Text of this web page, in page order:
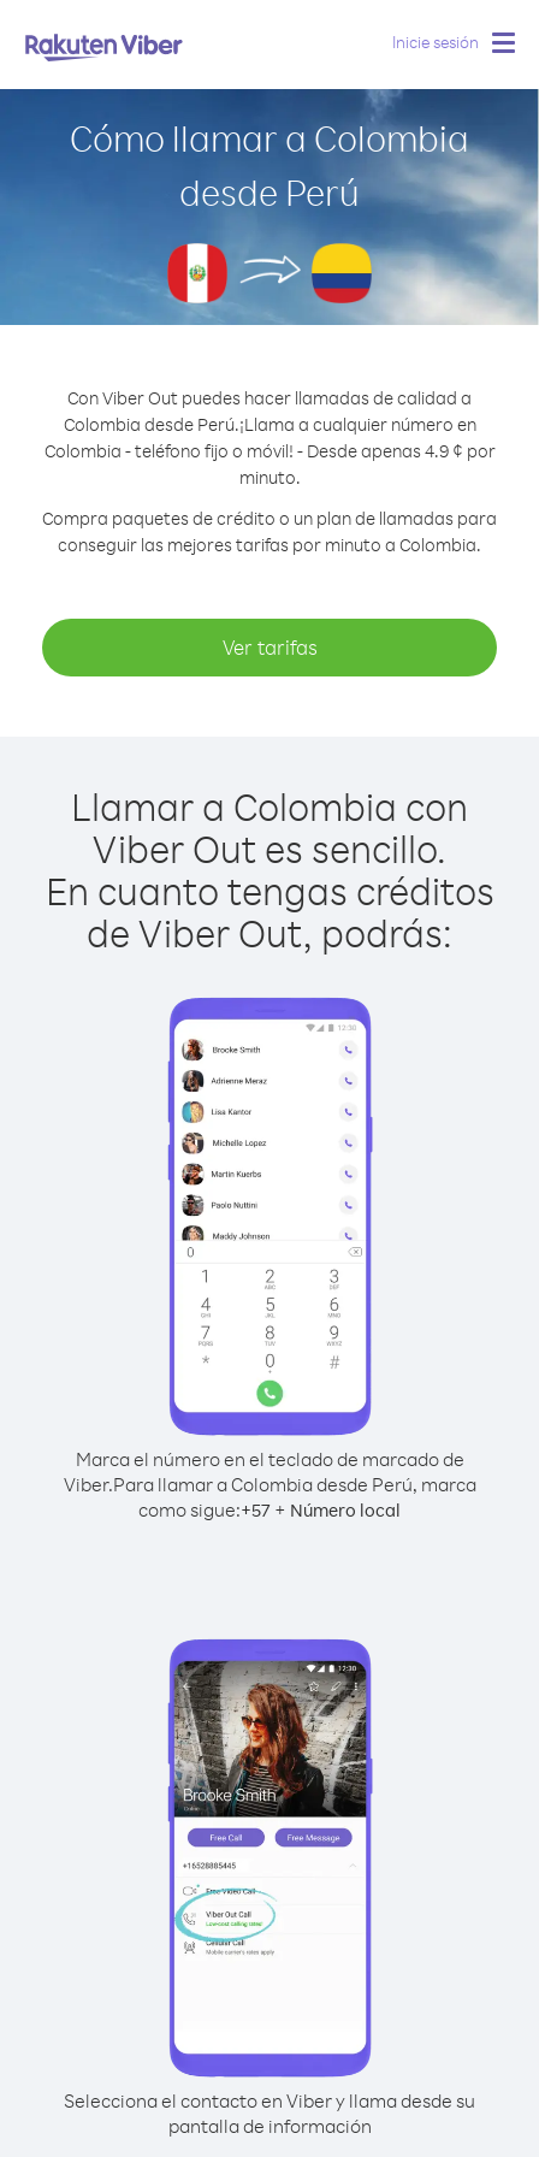
Inicie sesión
Cómo llamar a Colombia
desde Perú
Con Viber Out puedes hacer llamadas de calidad a
Colombia desde Perú.¡Llama a cualquier número en
Colombia - teléfono fijo o móvil! - Desde apenas 4.9 ¢ por
minuto.
Compra paquetes de crédito o un plan de llamadas para
conseguir las mejores tarifas por minuto a Colombia.
Ver tarifas
Llamar a Colombia con
Viber Out es sencillo.
En cuanto tengas créditos
de Viber Out, podrás:
Marca el número en el teclado de marcado de
Viber.Para llamar a Colombia desde Perú, marca
como sigue:+57 + Número local
Selecciona el contacto en Viber y llama desde su
pantalla de información